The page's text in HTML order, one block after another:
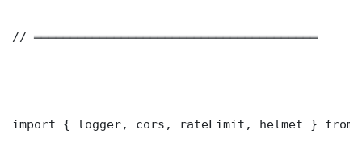
// ═══════════════════════════════════════
import { logger, cors, rateLimit, helmet } from